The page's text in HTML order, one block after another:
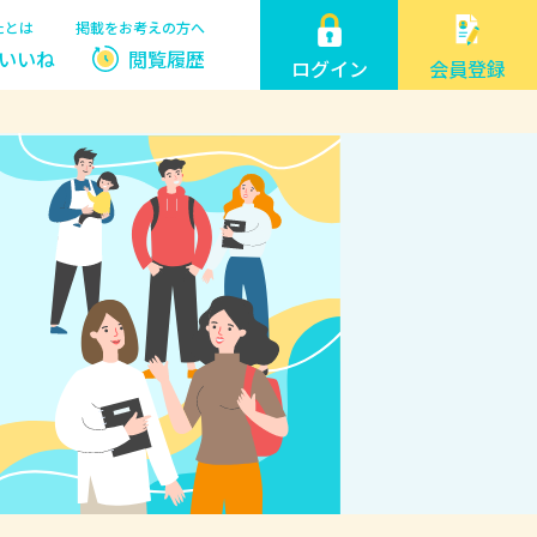
とは 掲載をお考えの方へ
いね 閲覧履歴 ログイン 会員登録